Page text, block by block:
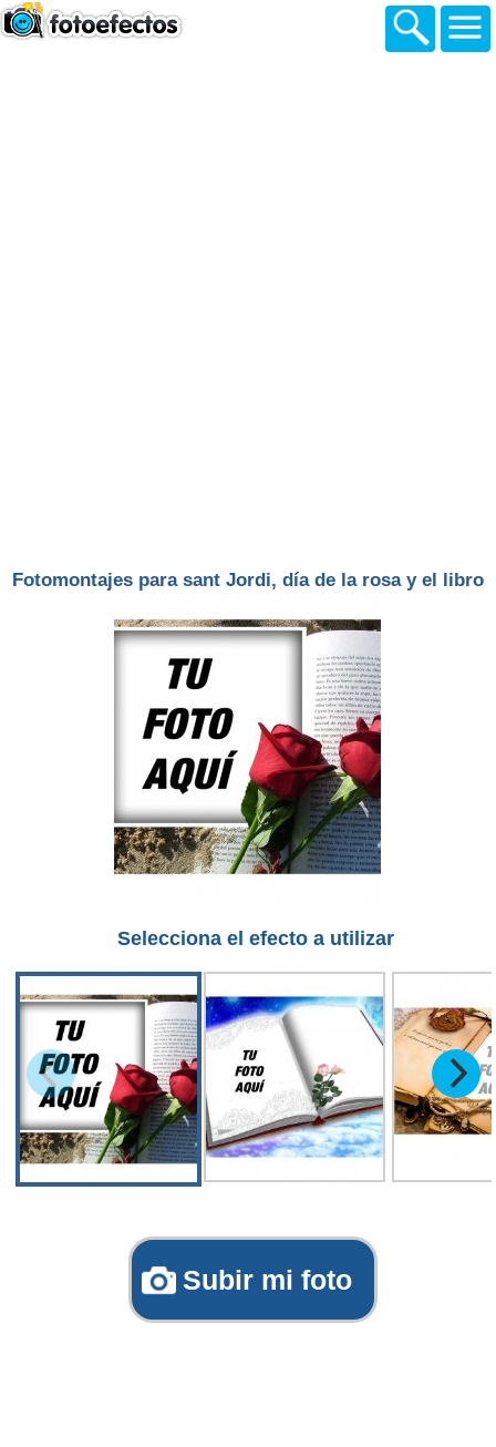
Fotomontajes para sant Jordi, día de la rosa y el libro
Selecciona el efecto a utilizar
Subir mi foto